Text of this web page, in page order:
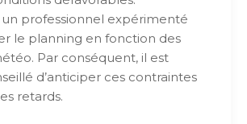
professionnel expérimenté
le planning en fonction des
Par conséquent, il est
d’anticiper ces contraintes
retards.